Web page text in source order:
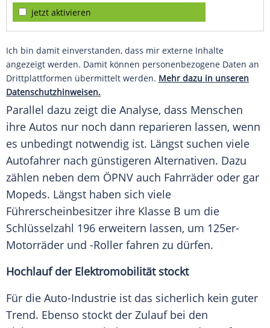
jetzt aktivieren
Ich bin damit einverstanden, dass mir externe Inhalte
angezeigt werden. Damit können personenbezogene Daten an
Drittplattformen übermittelt werden. Mehr dazu in unseren
Datenschutzhinweisen.
Parallel dazu zeigt die Analyse, dass Menschen
ihre Autos nur noch dann reparieren lassen, wenn
es unbedingt notwendig ist. Längst suchen viele
Autofahrer nach günstigeren Alternativen. Dazu
zählen neben dem ÖPNV auch Fahrräder oder gar
Mopeds. Längst haben sich viele
Führerscheinbesitzer ihre Klasse B um die
Schlüsselzahl 196 erweitern lassen, um 125er-
Motorräder und -Roller fahren zu dürfen.
Hochlauf der Elektromobilitätstockt
Für die Auto-Industrie ist das sicherlich kein guter
Trend. Ebenso stockt der Zulauf bei den